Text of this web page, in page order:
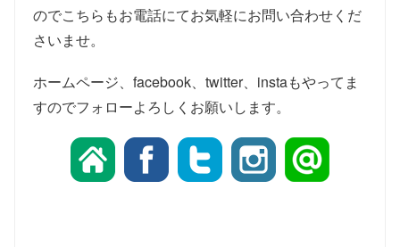
のでこちらもお電話にてお気軽にお問い合わせくだ
さいませ。
ホームページ、facebook、twitter、instaもやってま
すのでフォローよろしくお願いします。